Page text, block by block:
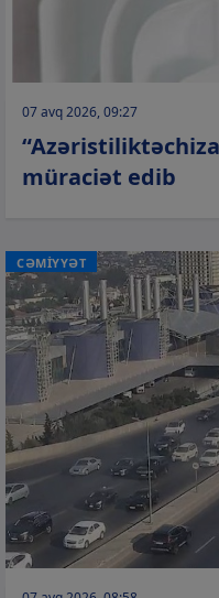
07 avq 2026, 09:27
müraciət edib
CƏMİYYƏT